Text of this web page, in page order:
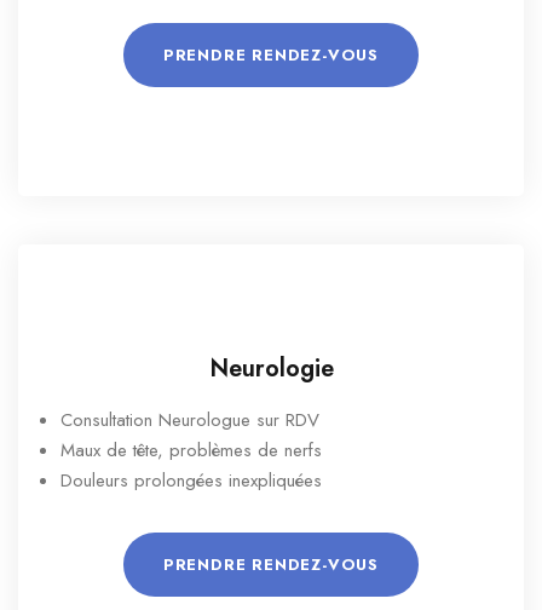
PRENDRE RENDEZ-VOUS
Neurologie
Consultation Neurologue sur RDV
Maux de tête, problèmes de nerfs
Douleurs prolongées inexpliquées
PRENDRE RENDEZ-VOUS